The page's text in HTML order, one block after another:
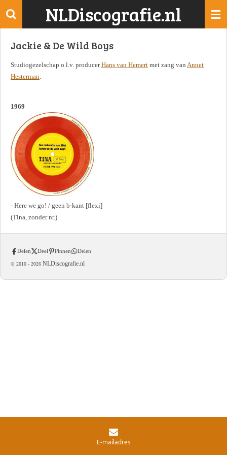
Ga
de
NLDiscografie.nl
Jackie & De Wild Boys
Studiogezelschap o.l.v. producerHans van Hemert met zang van Annet
Hesterman.
1969
- Here we go! / geen b-kant [flexi]
(Tina, zonder nr.)
Delen Deel Pinnen Delen
© 2010 - 2026 NLDiscografie.nl
E-mailadres